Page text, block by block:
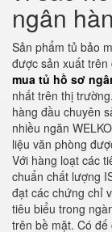
ngân
Sản phẩm tủ bảo
được sản xuất trên
mua tủ hồ sơ
nhất trên thị
hàng đầu chuyên
nhiều ngăn
liệu văn phòng
Với hàng loạt các
chuẩn chất lượng
đạt các chứng chỉ
tiêu biểu trong
trên bề mặt. Có